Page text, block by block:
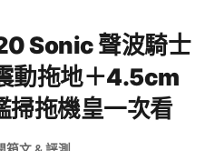
Sonic 聲波騎士
動拖地＋4.5cm
拖機皇一次看